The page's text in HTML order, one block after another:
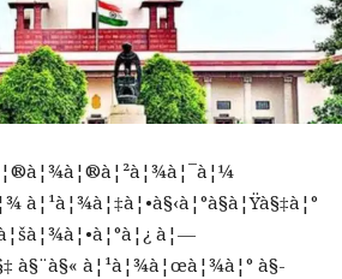
à¦®à¦¾à¦®à¦²à¦¾à¦¯à¦¼
à¦¹à¦¾à¦‡à¦•à§‹à¦°à§à¦Ÿà§‡à¦°
à¦—
à§¨à§« à¦¹à¦¾à¦œà¦¾à¦° à§­